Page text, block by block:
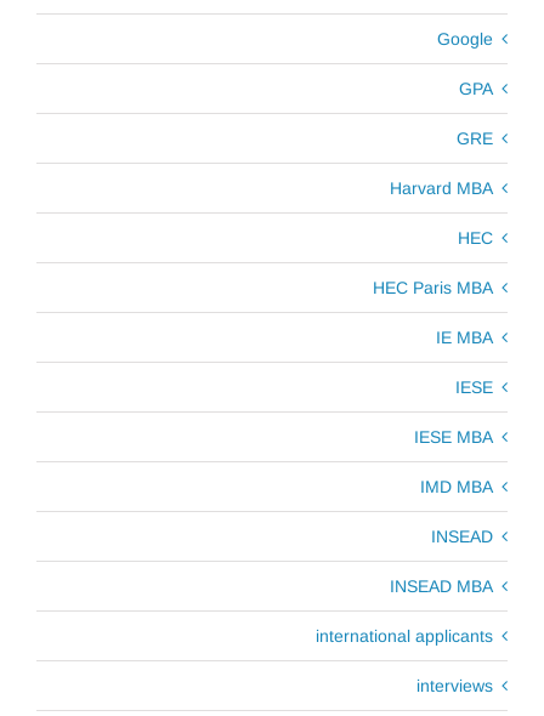
Google
GPA
GRE
Harvard MBA
HEC
HEC Paris MBA
IE MBA
IESE
IESE MBA
IMD MBA
INSEAD
INSEAD MBA
international applicants
interviews